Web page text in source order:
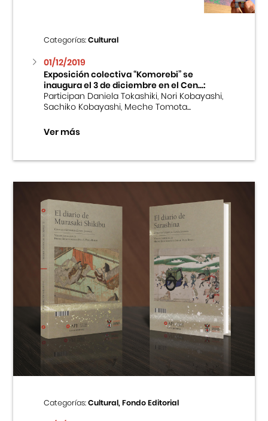
Categorías:Cultural
01/12/2019
Exposición colectiva “Komorebi” se
inaugura el 3 de diciembre en el Cen...:
Participan Daniela Tokashiki, Nori Kobayashi,
Sachiko Kobayashi, Meche Tomota...
Ver más
Categorías:Cultural, Fondo Editorial